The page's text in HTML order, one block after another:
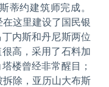
蒂约建筑师完成。
这里建设了国民银
丁内斯和丹尼斯两位
高，采用了石料加
楼曾经非常醒目；
除，亚历山大布斯